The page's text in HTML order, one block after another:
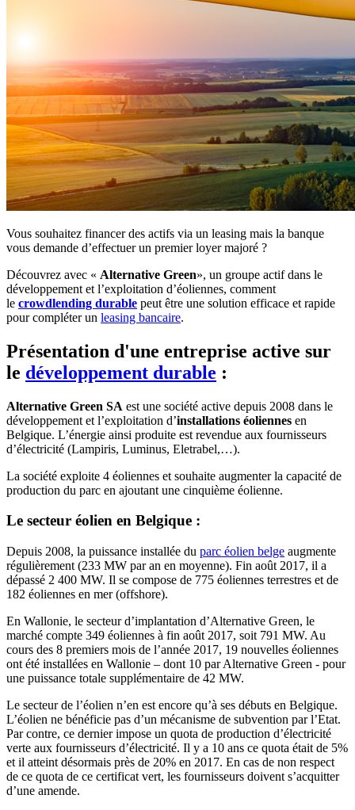
Vous souhaitez financer des actifs via un leasing mais la banque
vous demande d’effectuer un premier loyer majoré ?
Découvrez avec « Alternative Green», un groupe actif dans le
développement et l’exploitation d’éoliennes, comment
le crowdlending durable peut être une solution efficace et rapide
pour compléter un leasing bancaire.
Présentation d'une entreprise active sur
le développement durable :
Alternative Green SA est une société active depuis 2008 dans le
développement et l’exploitation d’installations éoliennes en
Belgique. L’énergie ainsi produite est revendue aux fournisseurs
d’électricité (Lampiris, Luminus, Eletrabel,…).
La société exploite 4 éoliennes et souhaite augmenter la capacité de
production du parc en ajoutant une cinquième éolienne.
Le secteur éolien en Belgique :
Depuis 2008, la puissance installée du parc éolien belge augmente
régulièrement (233 MW par an en moyenne). Fin août 2017, il a
dépassé 2 400 MW. Il se compose de 775 éoliennes terrestres et de
182 éoliennes en mer (offshore).
En Wallonie, le secteur d’implantation d’Alternative Green, le
marché compte 349 éoliennes à fin août 2017, soit 791 MW. Au
cours des 8 premiers mois de l’année 2017, 19 nouvelles éoliennes
ont été installées en Wallonie – dont 10 par Alternative Green - pour
une puissance totale supplémentaire de 42 MW.
Le secteur de l’éolien n’en est encore qu’à ses débuts en Belgique.
L’éolien ne bénéficie pas d’un mécanisme de subvention par l’Etat.
Par contre, ce dernier impose un quota de production d’électricité
verte aux fournisseurs d’électricité. Il y a 10 ans ce quota était de 5%
et il atteint désormais près de 20% en 2017. En cas de non respect
de ce quota de ce certificat vert, les fournisseurs doivent s’acquitter
d’une amende.